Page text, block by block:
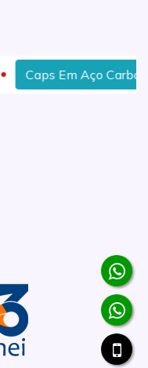
Caps Em Aço Carbono